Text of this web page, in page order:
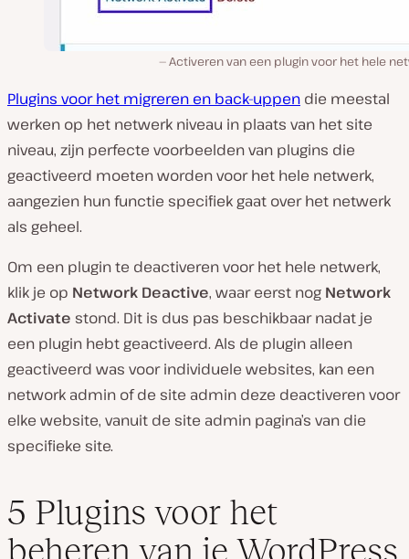
Activeren van een plugin voor het hele
Plugins voor het migreren en back-uppen die meestal
werken op het netwerk niveau in plaats van het site
niveau, zijn perfecte voorbeelden van plugins die
geactiveerd moeten worden voor het hele netwerk,
aangezien hun functie specifiek gaat over het netwerk
als geheel.
Om een plugin te deactiveren voor het hele netwerk,
klik je op Network Deactive, waar eerst nog Network
Activate stond. Dit is dus pas beschikbaar nadat je
een plugin hebt geactiveerd. Als de plugin alleen
geactiveerd was voor individuele websites, kan een
network admin of de site admin deze deactiveren voor
elke website, vanuit de site admin pagina’s van die
specifieke site.
5 Plugins voor het
beheren van je WordPress